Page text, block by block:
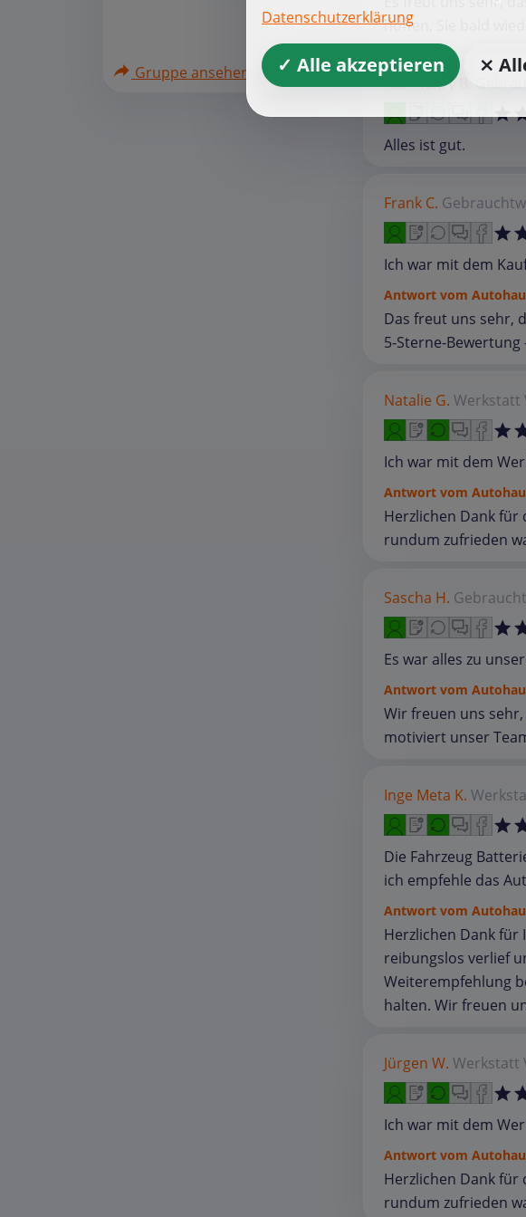
hoffen, Sie bald
Rolf Henry B.
Alles ist gut.
Frank C.
Ich war mit dem
Antwort vom
Das freut uns sehr,
Natalie G. Werkstatt
Ich war mit dem
Antwort vom
Herzlichen Dank für
rundum zufrieden
Sascha H.
Es war alles zu
Antwort vom
Wir freuen uns
motiviert unser
Inge Meta K.
Die Fahrzeug
ich empfehle das
Antwort vom
Herzlichen Dank für
reibungslos verlief
Weiterempfehlung
halten. Wir freuen
Jürgen W. Werkstatt
Ich war mit dem
Antwort vom
Herzlichen Dank für
rundum zufrieden
Gruppe ansehen
Datenschutzerklärung
✓ Alle akzeptieren ⨯